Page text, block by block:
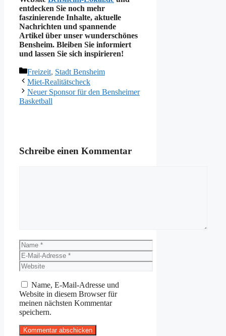
entdecken Sie noch mehr
faszinierende Inhalte, aktuelle
Nachrichten und spannende
Artikel über unser wunderschönes
Bensheim. Bleiben Sie informiert
und lassen Sie sich inspirieren!
Kategorien
Freizeit, Stadt Bensheim
Miet-Realitätscheck
Neuer Sponsor für den Bensheimer
Basketball
Schreibe einen Kommentar
Name
E-
Mail-
Adresse
Website
Name, E-Mail-Adresse und
Website in diesem Browser für
meinen nächsten Kommentar
speichern.